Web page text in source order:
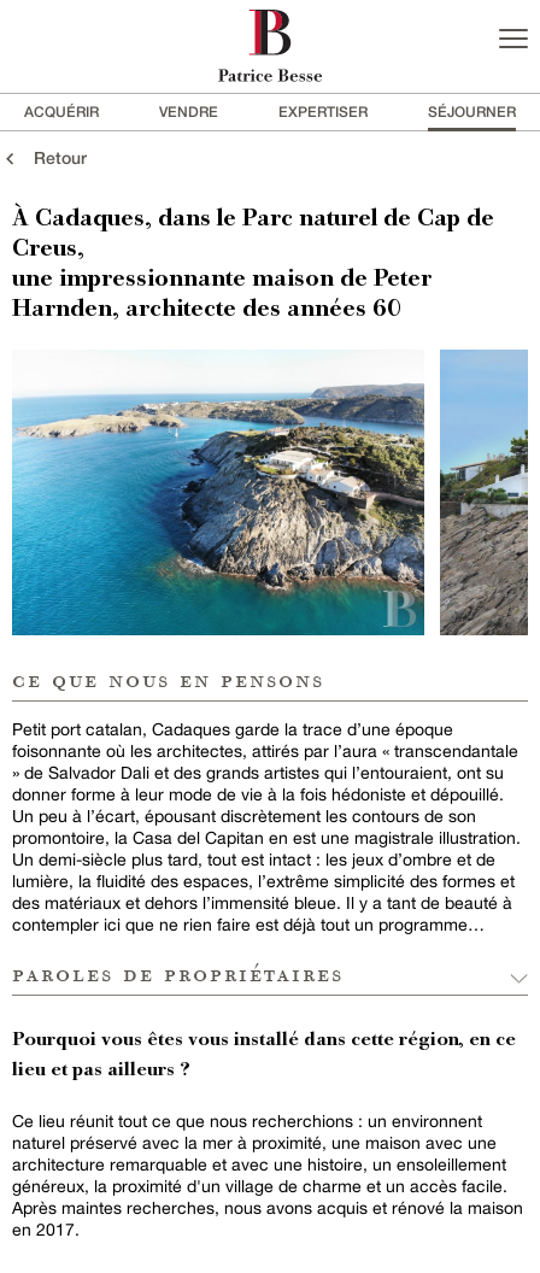
ACQUÉRIR VENDRE EXPERTISER SÉJOURNER
Retour
À Cadaques, dans le Parc naturel de Cap de
Creus,
une impressionnante maison de Peter
Harnden, architecte des années 60
ce que nous en pensons
Petit port catalan, Cadaques garde la trace d’une époque
foisonnante où les architectes, attirés par l’aura « transcendantale
» de Salvador Dali et des grands artistes qui l’entouraient, ont su
donner forme à leur mode de vie à la fois hédoniste et dépouillé.
Un peu à l’écart, épousant discrètement les contours de son
promontoire, la Casa del Capitan en est une magistrale illustration.
Un demi-siècle plus tard, tout est intact : les jeux d’ombre et de
lumière, la fluidité des espaces, l’extrême simplicité des formes et
des matériaux et dehors l’immensité bleue. Il y a tant de beauté à
contempler ici que ne rien faire est déjà tout un programme…
paroles de propriétaires
Pourquoi vous êtes vous installé dans cette région, en ce
lieu et pas ailleurs ?
Ce lieu réunit tout ce que nous recherchions : un environnent
naturel préservé avec la mer à proximité, une maison avec une
architecture remarquable et avec une histoire, un ensoleillement
généreux, la proximité d'un village de charme et un accès facile.
Après maintes recherches, nous avons acquis et rénové la maison
en 2017.